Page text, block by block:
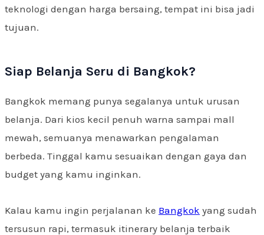
teknologi dengan harga bersaing, tempat ini bisa jadi
tujuan.
Siap Belanja Seru di Bangkok?
Bangkok memang punya segalanya untuk urusan
belanja. Dari kios kecil penuh warna sampai mall
mewah, semuanya menawarkan pengalaman
berbeda. Tinggal kamu sesuaikan dengan gaya dan
budget yang kamu inginkan.
Kalau kamu ingin perjalanan ke Bangkok yang sudah
tersusun rapi, termasuk itinerary belanja terbaik